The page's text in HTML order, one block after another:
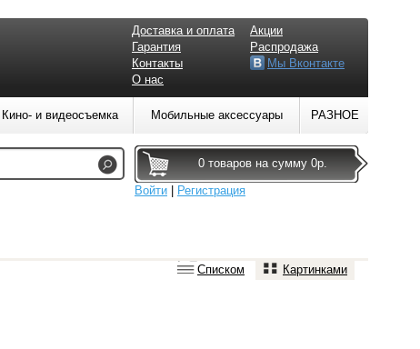
Списком Картинками
Доставка и оплата
Гарантия
Контакты
О нас
Акции
Распродажа
Мы Вконтакте
Кино- и видеосъемка Мобильные аксессуары РАЗНОЕ
0 товаров на сумму 0р.
Войти
Регистрация